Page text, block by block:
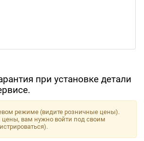
при установке детали
режиме (видите розничные цены).
цены, вам нужно войти под своим